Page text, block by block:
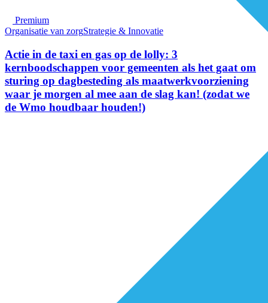
Premium
Organisatie van zorgStrategie & Innovatie
Actie in de taxi en gas op de lolly: 3
kernboodschappen voor gemeenten als het gaat om
sturing op dagbesteding als maatwerkvoorziening
waar je morgen al mee aan de slag kan! (zodat we
de Wmo houdbaar houden!)